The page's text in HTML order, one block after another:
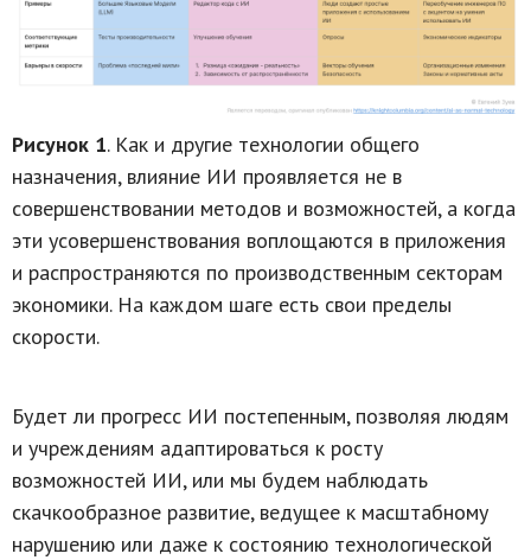
Рисунок 1. Как и другие технологии общего
назначения, влияние ИИ проявляется не в
совершенствовании методов и возможностей, а когда
эти усовершенствования воплощаются в приложения
и распространяются по производственным секторам
экономики. На каждом шаге есть свои пределы
скорости.
Будет ли прогресс ИИ постепенным, позволяя людям
и учреждениям адаптироваться к росту
возможностей ИИ, или мы будем наблюдать
скачкообразное развитие, ведущее к масштабному
нарушению или даже к состоянию технологической